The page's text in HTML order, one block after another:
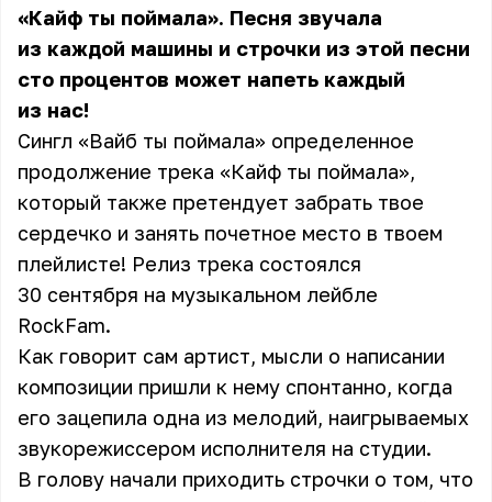
«Кайф ты поймала». Песня звучала
из каждой машины и строчки из этой песни
сто процентов может напеть каждый
из нас!
Сингл «Вайб ты поймала» определенное
продолжение трека «Кайф ты поймала»,
который также претендует забрать твое
сердечко и занять почетное место в твоем
плейлисте! Релиз трека состоялся
30 сентября на музыкальном лейбле
RockFam.
Как говорит сам артист, мысли о написании
композиции пришли к нему спонтанно, когда
его зацепила одна из мелодий, наигрываемых
звукорежиссером исполнителя на студии.
В голову начали приходить строчки о том, что